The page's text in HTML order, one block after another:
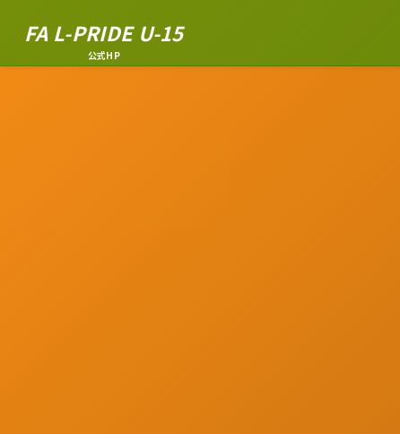
FA L-PRIDE U-15
公式HP